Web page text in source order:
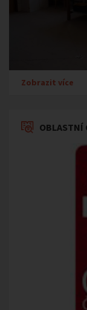
Zobrazit více
OBLASTNÍ